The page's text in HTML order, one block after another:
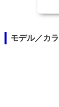
モデル／カ